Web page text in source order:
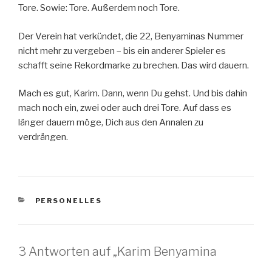
Tore. Sowie: Tore. Außerdem noch Tore.
Der Verein hat verkündet, die 22, Benyaminas Nummer
nicht mehr zu vergeben – bis ein anderer Spieler es
schafft seine Rekordmarke zu brechen. Das wird dauern.
Mach es gut, Karim. Dann, wenn Du gehst. Und bis dahin
mach noch ein, zwei oder auch drei Tore. Auf dass es
länger dauern möge, Dich aus den Annalen zu
verdrängen.
KATEGORIEN
PERSONELLES
3 Antworten auf „Karim Benyamina